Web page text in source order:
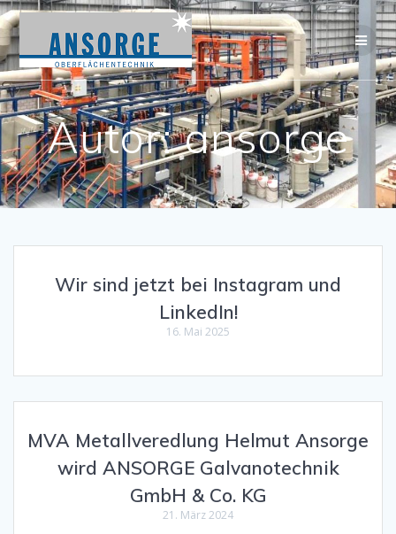
Zum
Inhalt
springen
Autor:ansorge
Wir sind jetzt bei Instagram und
LinkedIn!
16. Mai 2025
MVA Metallveredlung Helmut Ansorge
wird ANSORGE Galvanotechnik
GmbH & Co. KG
21. März 2024